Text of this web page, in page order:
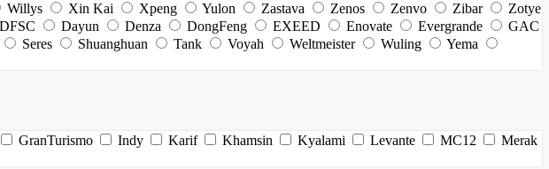
Willys Xin Kai Xpeng Yulon Zastava Zenos Zenvo Zibar
Zotye
DFSC Dayun Denza DongFeng EXEED Enovate Evergrande
GAC
Seres Shuanghuan Tank Voyah Weltmeister Wuling
Yema
GranTurismo Indy Karif Khamsin Kyalami Levante MC12
Merak